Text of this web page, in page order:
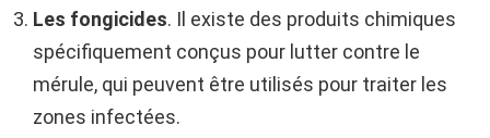
Les fongicides. Il existe des produits chimiques
spécifiquement conçus pour lutter contre le
mérule, qui peuvent être utilisés pour traiter les
zones infectées.